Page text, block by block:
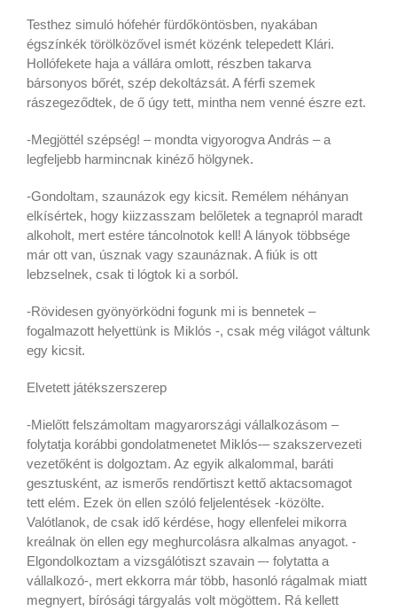
Testhez simuló hófehér fürdőköntösben, nyakában
égszínkék törölközővel ismét közénk telepedett Klári.
Hollófekete haja a vállára omlott, részben takarva
bársonyos bőrét, szép dekoltázsát. A férfi szemek
rászegeződtek, de ő úgy tett, mintha nem venné észre ezt.
-Megjöttél szépség! – mondta vigyorogva András – a
legfeljebb harmincnak kinéző hölgynek.
-Gondoltam, szaunázok egy kicsit. Remélem néhányan
elkísértek, hogy kiizzasszam belőletek a tegnapról maradt
alkoholt, mert estére táncolnotok kell! A lányok többsége
már ott van, úsznak vagy szaunáznak. A fiúk is ott
lebzselnek, csak ti lógtok ki a sorból.
-Rövidesen gyönyörködni fogunk mi is bennetek –
fogalmazott helyettünk is Miklós -, csak még világot váltunk
egy kicsit.
Elvetett játékszerszerep
-Mielőtt felszámoltam magyarországi vállalkozásom –
folytatja korábbi gondolatmenetet Miklós-– szakszervezeti
vezetőként is dolgoztam. Az egyik alkalommal, baráti
gesztusként, az ismerős rendőrtiszt kettő aktacsomagot
tett elém. Ezek ön ellen szóló feljelentések -közölte.
Valótlanok, de csak idő kérdése, hogy ellenfelei mikorra
kreálnak ön ellen egy meghurcolásra alkalmas anyagot. -
Elgondolkoztam a vizsgálótiszt szavain –- folytatta a
vállalkozó-, mert ekkorra már több, hasonló rágalmak miatt
megnyert, bírósági tárgyalás volt mögöttem. Rá kellett